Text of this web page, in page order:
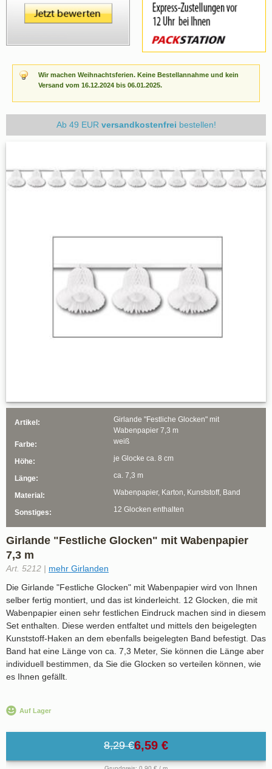
Wir machen Weihnachtsferien. Keine Bestellannahme und kein
Versand vom 16.12.2024 bis 06.01.2025.
Girlande "Festliche Glocken" mit Wabenpapier
7,3 m
Art. 5212 | mehr Girlanden
Die Girlande "Festliche Glocken" mit Wabenpapier wird von Ihnen
selber fertig montiert, und das ist kinderleicht. 12 Glocken, die mit
Wabenpapier einen sehr festlichen Eindruck machen sind in diesem
Set enthalten. Diese werden entfaltet und mittels den beigelegten
Kunststoff-Haken an dem ebenfalls beigelegten Band befestigt. Das
Band hat eine Länge von ca. 7,3 Meter, Sie können die Länge aber
individuell bestimmen, da Sie die Glocken so verteilen können, wie
es Ihnen gefällt.
Auf Lager
8,29 €6,59 €
Ab 49 EUR versandkostenfrei bestellen!
Artikel:
Girlande "Festliche Glocken" mit
Wabenpapier 7,3 m
Farbe:
weiß
Höhe: je Glocke ca. 8 cm
Länge: ca. 7,3 m
Material: Wabenpapier, Karton, Kunststoff, Band
Sonstiges: 12 Glocken enthalten